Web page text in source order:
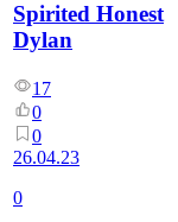
Spirited Honest
Dylan
17
0
0
26.04.23
0